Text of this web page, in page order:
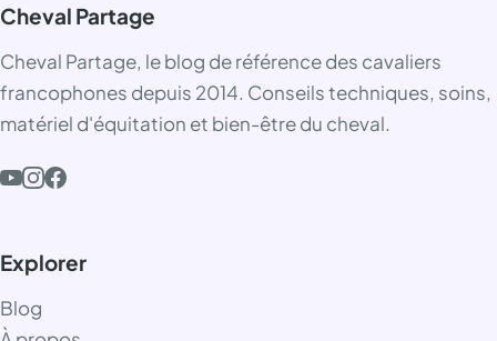
Cheval Partage
Cheval Partage, le blog de référence des cavaliers
francophones depuis 2014. Conseils techniques, soins,
matériel d'équitation et bien-être du cheval.
Explorer
Blog